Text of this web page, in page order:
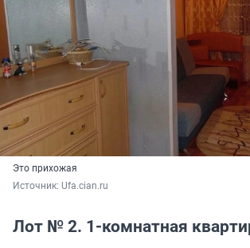
Это прихожая
Источник: Ufa.cian.ru
Лот № 2. 1-комнатная